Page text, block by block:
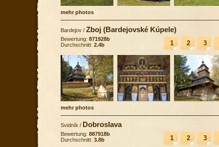
mehr photos
Bardejov / Zboj (Bardejovské Kúpele)
1 2 3
Bewertung: 871928b
Durchschnitt: 2.4b
mehr photos
Svidník / Dobroslava
1 2 3
Bewertung: 887918b
Durchschnitt: 3.8b